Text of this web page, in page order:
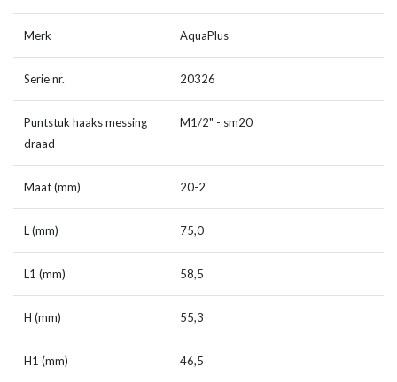
Merk AquaPlus
Serie nr. 20326
Puntstuk haaks messing
draad
M1/2" - sm20
Maat (mm) 20-2
L (mm) 75,0
L1 (mm) 58,5
H (mm) 55,3
H1 (mm) 46,5